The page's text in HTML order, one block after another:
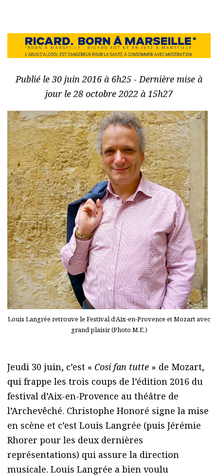
Publié le 30 juin 2016 à 6h25 - Dernière mise à
jour le 28 octobre 2022 à 15h27
Louis Langrée retrouve le Festival d’Aix-en-Provence et Mozart avec
grand plaisir (Photo M.E.)
Jeudi 30 juin, c’est « Cosi fan tutte » de Mozart,
qui frappe les trois coups de l’édition 2016 du
festival d’Aix-en-Provence au théâtre de
l’Archevêché. Christophe Honoré signe la mise
en scène et c’est Louis Langrée (puis Jérémie
Rhorer pour les deux dernières
représentations) qui assure la direction
musicale. Louis Langrée a bien voulu